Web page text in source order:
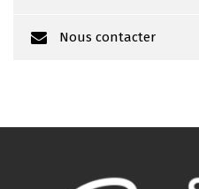
Nous contacter